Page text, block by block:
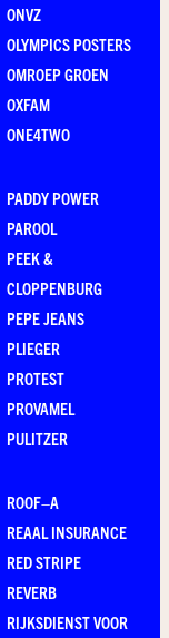
ONVZ
OLYMPICS POSTERS
OMROEP GROEN
OXFAM
ONE4TWO
PADDY POWER
PAROOL
PEEK &
CLOPPENBURG
PEPE JEANS
PLIEGER
PROTEST
PROVAMEL
PULITZER
ROOF–A
REAAL INSURANCE
RED STRIPE
REVERB
RIJKSDIENST VOOR